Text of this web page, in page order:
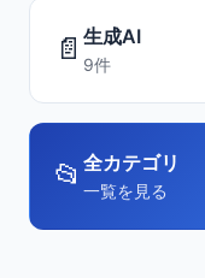
📄 生成AI
9件
📂 全カテゴリ
一覧を見る